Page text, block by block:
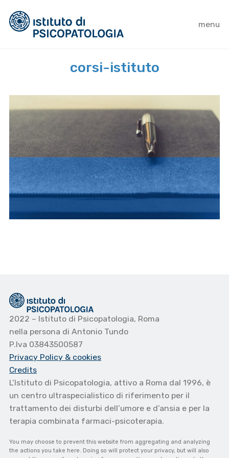
menu
corsi-istituto
2022 – Istituto di Psicopatologia, Roma
nella persona di Antonio Tundo
P.Iva 03843500587
Privacy Policy & cookies
Credits
L’Istituto di Psicopatologia, attivo a Roma dal 1996, è
un centro ultraspecialistico di riferimento per il
trattamento dei disturbi dell’umore e d’ansia e per la
terapia combinata farmaci-psicoterapia.
You may choose to prevent this website from aggregating and analyzing
the actions you take here. Doing so will protect your privacy, but will also